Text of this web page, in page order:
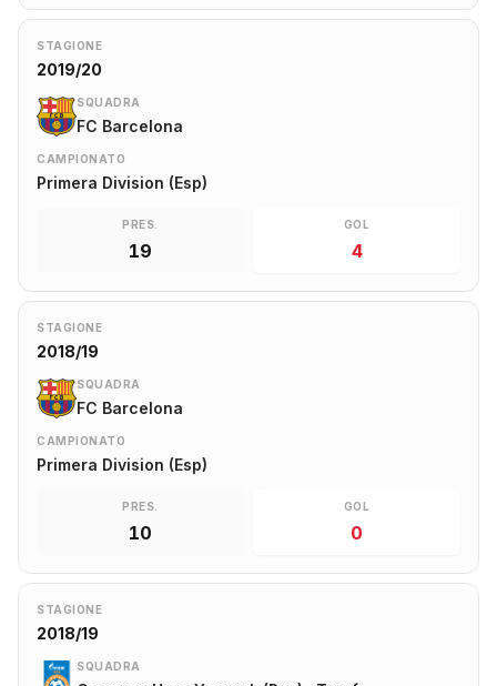
STAGIONE
2019/20
SQUADRA
FC Barcelona
CAMPIONATO
Primera Division (Esp)
PRES.
19
GOL
4
STAGIONE
2018/19
SQUADRA
FC Barcelona
CAMPIONATO
Primera Division (Esp)
PRES.
10
GOL
0
STAGIONE
2018/19
SQUADRA